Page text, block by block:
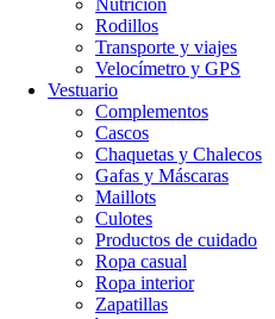
Nutrición
Rodillos
Transporte y viajes
Velocímetro y GPS
Vestuario
Complementos
Cascos
Chaquetas y Chalecos
Gafas y Máscaras
Maillots
Culotes
Productos de cuidado
Ropa casual
Ropa interior
Zapatillas